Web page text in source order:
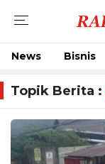
News Bisnis
Topik Berita :